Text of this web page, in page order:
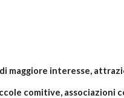
maggiore interesse,
comitive, associazioni